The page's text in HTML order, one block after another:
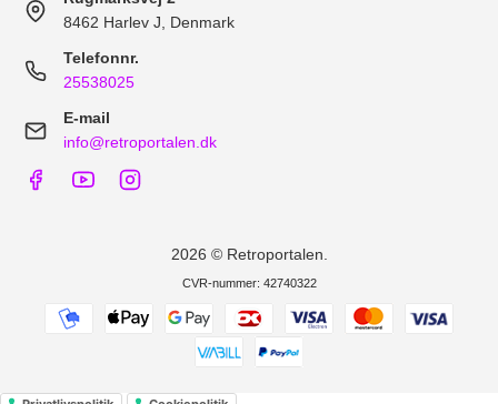
8462 Harlev J, Denmark
Telefonnr.
25538025
E-mail
info@retroportalen.dk
2026 © Retroportalen.
CVR-nummer: 42740322